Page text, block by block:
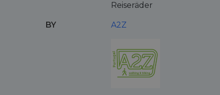
Reiseräder
BY A2Z